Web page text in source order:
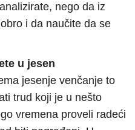
nego da iz
i da naučite da se
u jesen
jesenje venčanje to
trud koji je u nešto
vremena proveli radeći